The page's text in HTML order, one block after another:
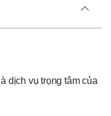
là dịch vụ trọng tâm của